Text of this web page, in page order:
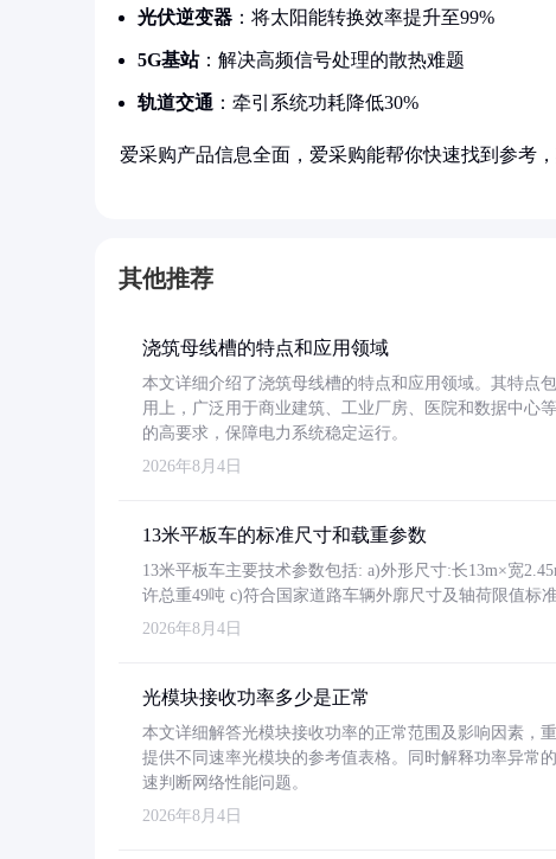
光伏逆变器 ：将太阳能转换效率提升至99%
5G基站：解决高频信号处理的散热难题
轨道交通 ：牵引系统功耗降低30%
爱采购产品信息全面，爱采购能帮你快速找到参考
其他推荐
浇筑母线槽的特点和应用领域
本文详细介绍了浇筑母线槽的特点和应用领域。其特点
用上，广泛用于商业建筑、工业厂房、医院和数据中心
的高要求，保障电力系统稳定运行。
2026年8月4日
13米平板车的标准尺寸和载重参数
13米平板车主要技术参数包括: a)外形尺寸:长13m×宽
许总重49吨 c)符合国家道路车辆外廓尺寸及轴荷限值标
2026年8月4日
光模块接收功率多少是正常
本文详细解答光模块接收功率的正常范围及影响因素，
提供不同速率光模块的参考值表格。同时解释功率异常
速判断网络性能问题。
2026年8月4日